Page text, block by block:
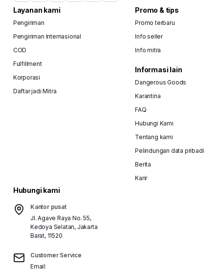
Layanan kami
Pengiriman
Pengiriman Internasional
COD
Fulfillment
Korporasi
Daftar jadi Mitra
Promo & tips
Promo terbaru
Info seller
Info mitra
Informasi lain
Dangerous Goods
Karantina
FAQ
Hubungi Kami
Tentang kami
Pelindungan data pribadi
Berita
Karir
Hubungi kami
Kantor pusat
Jl. Agave Raya No. 55,
Kedoya Selatan, Jakarta
Barat, 11520
Customer Service
Email: